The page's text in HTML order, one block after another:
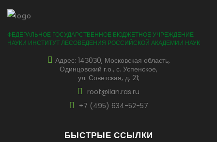
ФЕДЕРАЛЬНОЕ ГОСУДАРСТВЕННОЕ БЮДЖЕТНОЕ УЧРЕЖДЕНИЕ
НАУКИ ИНСТИТУТ ЛЕСОВЕДЕНИЯ РОССИЙСКОЙ АКАДЕМИИ НАУК
Адрес: 14З0З0, Московская область,
Одинцовский г.о., с. Успенское,
ул. Советская, д. 21;
root@ilan.ras.ru
+7 (495) 634-52-57
БЫСТРЫЕ ССЫЛКИ